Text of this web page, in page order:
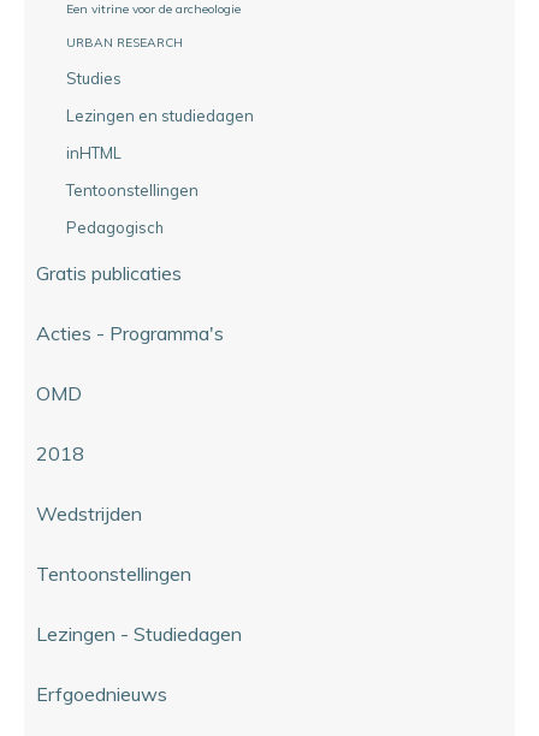
Een vitrine voor de archeologie
URBAN RESEARCH
Studies
Lezingen en studiedagen
inHTML
Tentoonstellingen
Pedagogisch
Gratis publicaties
Acties - Programma's
OMD
2018
Wedstrijden
Tentoonstellingen
Lezingen - Studiedagen
Erfgoednieuws